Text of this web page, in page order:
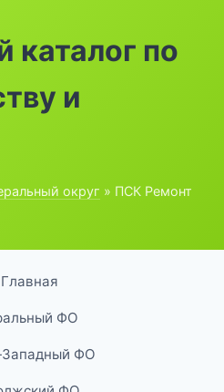
каталог по
и
округ » ПСК Ремонт
ФО
ФО